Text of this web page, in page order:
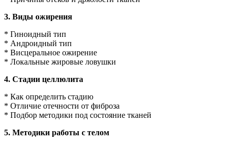
3. Виды ожирения
* Гиноидный тип
* Андроидный тип
* Висцеральное ожирение
* Локальные жировые ловушки
4. Стадии целлюлита
* Как определить стадию
* Отличие отечности от фиброза
* Подбор методики под состояние тканей
5. Методики работы с телом